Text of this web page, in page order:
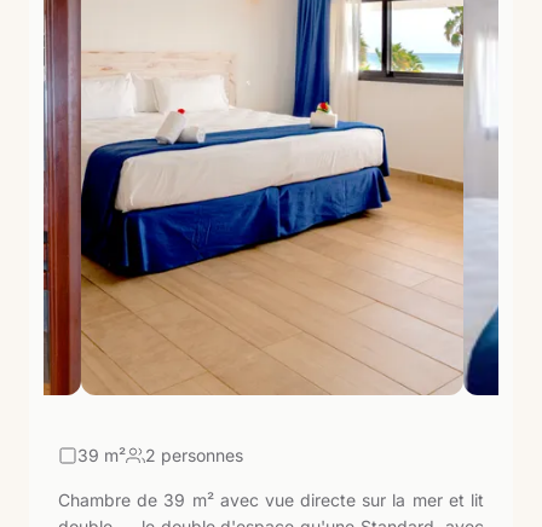
39 m² 2 personnes
Chambre de 39 m² avec vue directe sur la mer et lit